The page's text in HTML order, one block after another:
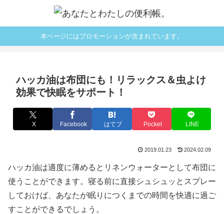
本ページにはプロモーションが含まれています。
ハッカ油は布団にも！リラックス＆虫よけ
効果で快眠をサポート！
X Facebook はてブ Pocket LINE
2019.01.23 2024.02.09
ハッカ油は適度に薄めるとリネンウォーターとして布団に
使うことができます。寝る前に直接シュシュッとスプレー
しておけば、あなたが眠りにつくまでの時間を快適に過ご
すことができるでしょう。